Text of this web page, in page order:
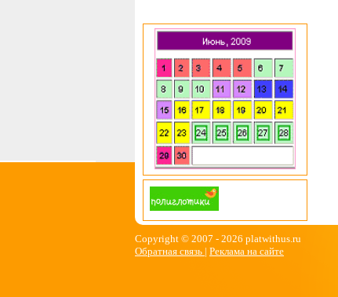
Copyright © 2007 - 2026 platwithus.ru
Обратная связь | Реклама на сайте